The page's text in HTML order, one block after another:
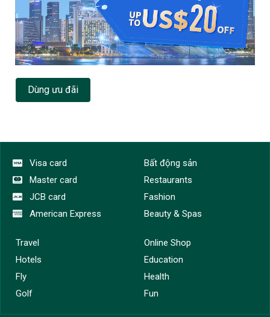
Dùng ưu đãi
Visa card
Master card
JCB card
American Express
Bất động sản
Restaurants
Fashion
Beauty & Spas
Travel
Hotels
Fly
Golf
Online Shop
Education
Health
Fun